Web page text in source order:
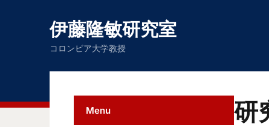
伊藤隆敏研究室
コロンビア大学教授
研
Menu